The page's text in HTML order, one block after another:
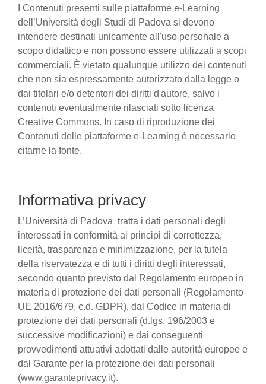
I Contenuti presenti sulle piattaforme e-Learning
dell’Università degli Studi di Padova si devono
intendere destinati unicamente all'uso personale a
scopo didattico e non possono essere utilizzati a scopi
commerciali. È vietato qualunque utilizzo dei contenuti
che non sia espressamente autorizzato dalla legge o
dai titolari e/o detentori dei diritti d'autore, salvo i
contenuti eventualmente rilasciati sotto licenza
Creative Commons. In caso di riproduzione dei
Contenuti delle piattaforme e-Learning è necessario
citarne la fonte.
Informativa privacy
L’Università di Padova tratta i dati personali degli
interessati in conformità ai principi di correttezza,
liceità, trasparenza e minimizzazione, per la tutela
della riservatezza e di tutti i diritti degli interessati,
secondo quanto previsto dal Regolamento europeo in
materia di protezione dei dati personali (Regolamento
UE 2016/679, c.d. GDPR), dal Codice in materia di
protezione dei dati personali (d.lgs. 196/2003 e
successive modificazioni) e dai conseguenti
provvedimenti attuativi adottati dalle autorità europee e
dal Garante per la protezione dei dati personali
(www.garanteprivacy.it).